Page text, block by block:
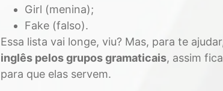
Girl (menina);
Fake (falso).
Essa lista vai longe, viu? Mas, para te
inglês pelos grupos gramaticais, assim
para que elas servem.